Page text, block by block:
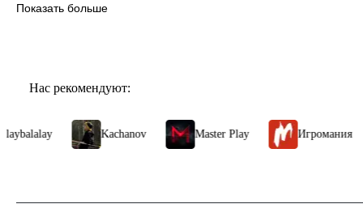
ОС *:Windows 7, Windows 8, Windows 10
Оперативная память:
8 GB ОЗУ
Видеокарта: NVIDIA® GeForce® GTX 560 or better
DirectX:версии 9.0c
Показать больше
Нас рекомендуют:
Kachanov Master Play Игромания